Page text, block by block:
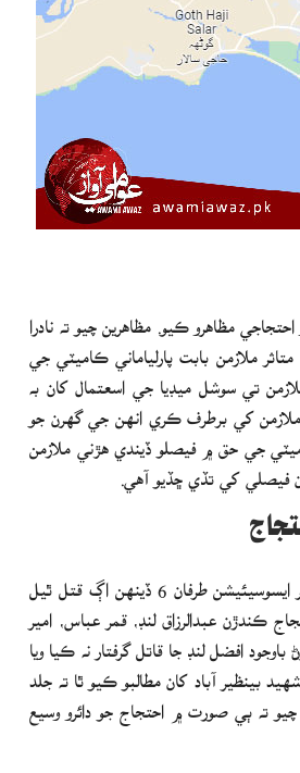
مظاهرو ڪيو. مظاهرين چيو ته نادرا
ملازمن بابت پارلياماني ڪاميٽي جي
تي سوشل ميڊيا جي اسعتمال کان به
پيو وڃي جيڪو سراسر غلط ۽ زيادتي آهي. هنن هنن چيو ته اداري مان تقريبن 580 ملازمن کي برطرف ڪري انهن جي گهرن جو
جي حق ۾ فيصلو ڏيندي هڙني ملازمن
ان فيصلي کي تڏي ڇڏيو آهي.
ڪراچي (رپورٽر) ڪراچيءَ ۾ مختلف سياسي سماجي تنظيمن، سول سوسائٽي ۽ لنڊ ويلفيئر ايسوسيئيشن طرفان 6 ڏينهن اڳ قتل ٿيل
ڪندڙن عبدالرزاق لنڊ، قمر عباس، امير
قاتلن جي گرفتاري لاءِ سخت نعريبازي ڪندي چيو ته 6 ڏينهن گذرڻ باوجود افضل لنڊ جا قاتل گرفتار نه ڪيا ويا
آباد کان مطالبو ڪيو ٿا ته جلد
ته ٻي صورت ۾ احتجاج جو دائرو وسيع